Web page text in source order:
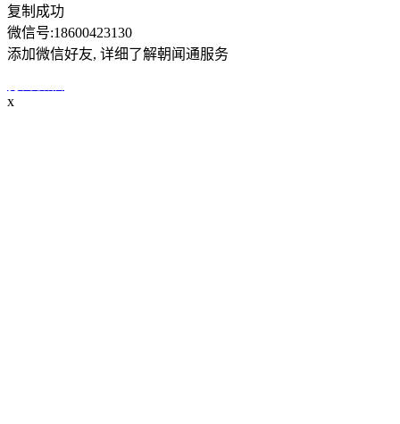
复制成功
微信号:18600423130
添加微信好友, 详细了解朝闻通服务
x